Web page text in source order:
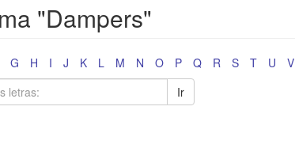
"Dampers"
G H I J K L M N O P Q R S T U V
Ir